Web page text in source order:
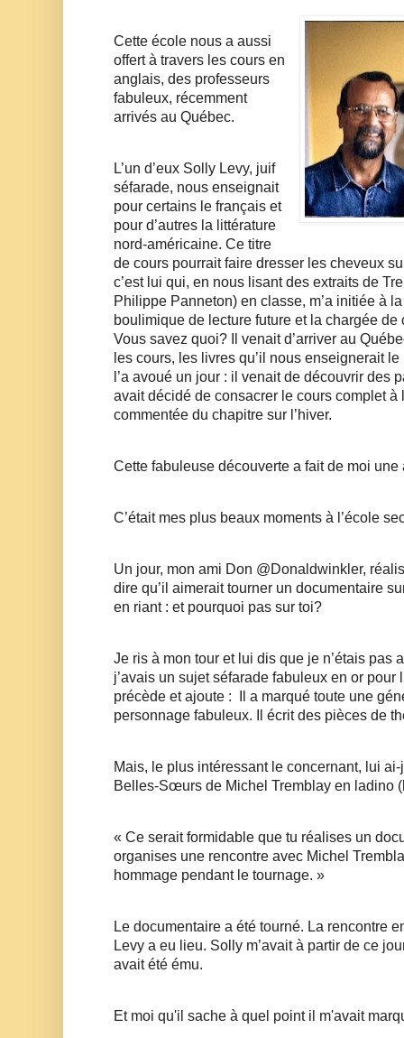
Cette école nous a aussi
offert à travers les cours en
anglais, des professeurs
fabuleux, récemment
arrivés au Québec.
L’un d’eux Solly Levy, juif
séfarade, nous enseignait
pour certains le français et
pour d’autres la littérature
nord-américaine. Ce titre
de cours pourrait faire dresser les cheveux
c’est lui qui, en nous lisant des extraits de
Philippe Panneton) en classe, m’a initiée à
boulimique de lecture future et la chargée
Vous savez quoi? Il venait d’arriver au
les cours, les livres qu’il nous enseignerait
l’a avoué un jour : il venait de découvrir des
avait décidé de consacrer le cours complet à
commentée du chapitre sur l’hiver.
Cette fabuleuse découverte a fait de moi
C’était mes plus beaux moments à l’école
Un jour, mon ami Don @Donaldwinkler,
dire qu’il aimerait tourner un documentaire
en riant : et pourquoi pas sur toi?
Je ris à mon tour et lui dis que je n’étais pas
j’avais un sujet séfarade fabuleux en or
précède et ajoute :  Il a marqué toute une
personnage fabuleux. Il écrit des pièces de
Mais, le plus intéressant le concernant, lui
Belles-Sœurs de Michel Tremblay en ladino
« Ce serait formidable que tu réalises un
organises une rencontre avec Michel
hommage pendant le tournage. »
Le documentaire a été tourné. La rencontre
Levy a eu lieu. Solly m’avait à partir de ce
avait été ému.
Et moi qu'il sache à quel point il m'avait